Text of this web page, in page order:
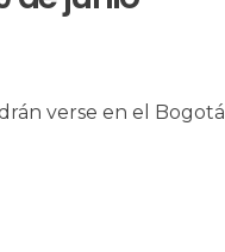
verse en el Bogotá